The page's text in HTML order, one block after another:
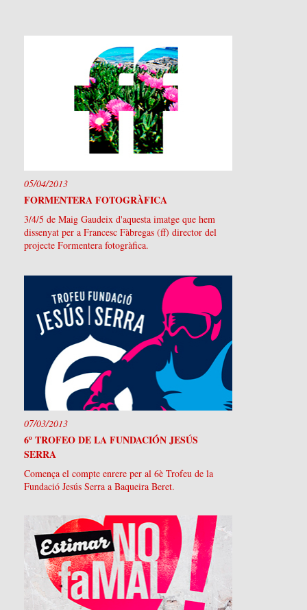
05/04/2013
FORMENTERA FOTOGRÀFICA
3/4/5 de Maig Gaudeix d'aquesta imatge que hem
dissenyat per a Francesc Fàbregas (ff) director del
projecte Formentera fotogràfica.
07/03/2013
6º TROFEO DE LA FUNDACIÓN JESÚS
SERRA
Comença el compte enrere per al 6è Trofeu de la
Fundació Jesús Serra a Baqueira Beret.